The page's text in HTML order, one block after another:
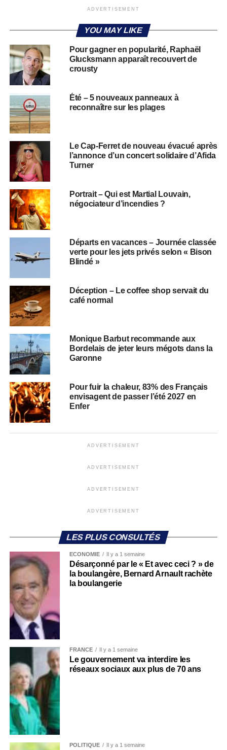
ADVERTISEMENT
YOU MAY LIKE
Pour gagner en popularité, Raphaël
Glucksmann apparaît recouvert de
crousty
Été – 5 nouveaux panneaux à
reconnaître sur les plages
Le Cap-Ferret de nouveau évacué après
l’annonce d’un concert solidaire d’Afida
Turner
Portrait – Qui est Martial Louvain,
négociateur d’incendies ?
Départs en vacances – Journée classée
verte pour les jets privés selon « Bison
Blindé »
Déception – Le coffee shop servait du
café normal
Monique Barbut recommande aux
Bordelais de jeter leurs mégots dans la
Garonne
Pour fuir la chaleur, 83% des Français
envisagent de passer l’été 2027 en
Enfer
ADVERTISEMENT
ADVERTISEMENT
ADVERTISEMENT
ADVERTISEMENT
LES PLUS CONSULTÉS
ECONOMIE Il y a 1 semaine
Désarçonné par le « Et avec ceci ? » de
la boulangère, Bernard Arnault rachète
la boulangerie
FRANCE Il y a 1 semaine
Le gouvernement va interdire les
réseaux sociaux aux plus de 70 ans
POLITIQUE Il y a 1 semaine